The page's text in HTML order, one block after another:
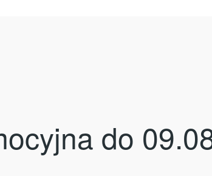
do